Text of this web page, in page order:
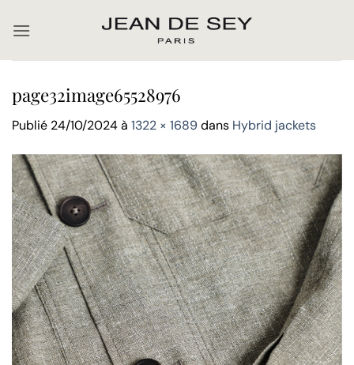
page32image65528976
Publié 24/10/2024à 1322 × 1689dans Hybrid jackets